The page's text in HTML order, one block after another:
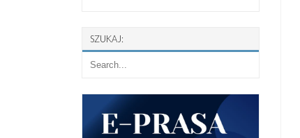
SZUKAJ: